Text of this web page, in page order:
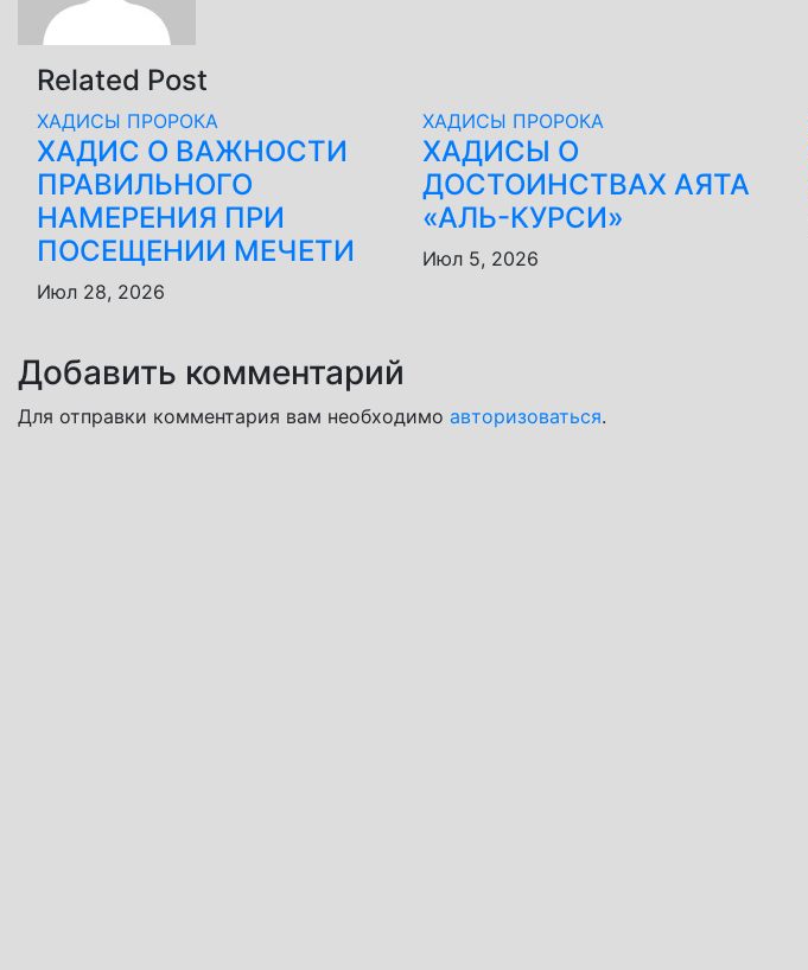
Related Post
ХАДИСЫ ПРОРОКА
ХАДИС О ВАЖНОСТИ
ПРАВИЛЬНОГО
НАМЕРЕНИЯ ПРИ
ПОСЕЩЕНИИ МЕЧЕТИ
Июл 28, 2026
ХАДИСЫ ПРОРОКА
ХАДИСЫ О
ДОСТОИНСТВАХ АЯТА
«АЛЬ-КУРСИ»
Июл 5, 2026
Добавить комментарий
Для отправки комментария вам необходимо авторизоваться.